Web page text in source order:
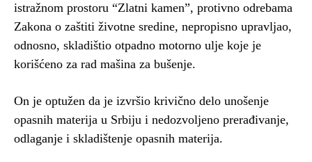
istražnom prostoru “Zlatni kamen”, protivno odrebama
Zakona o zaštiti životne sredine, nepropisno upravljao,
odnosno, skladištio otpadno motorno ulje koje je
korišćeno za rad mašina za bušenje.
On je optužen da je izvršio krivično delo unošenje
opasnih materija u Srbiju i nedozvoljeno prerađivanje,
odlaganje i skladištenje opasnih materija.